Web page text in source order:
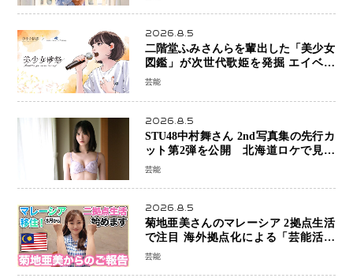
2026.8.5
二階堂ふみさんらを輩出した「美少女
図鑑」が次世代歌姫を発掘 エイベッ
クスと「美少女歌祭2026」開催決定
芸能
2026.8.5
STU48中村舞さん 2nd写真集の先行カ
ット第2弾を公開 北海道ロケで見せ
た“大人の魅力”と新たな挑戦
芸能
2026.8.5
菊地亜美さんのマレーシア 2拠点生活
で注目 海外拠点化による「芸能活動
と税務」の関係とは
芸能